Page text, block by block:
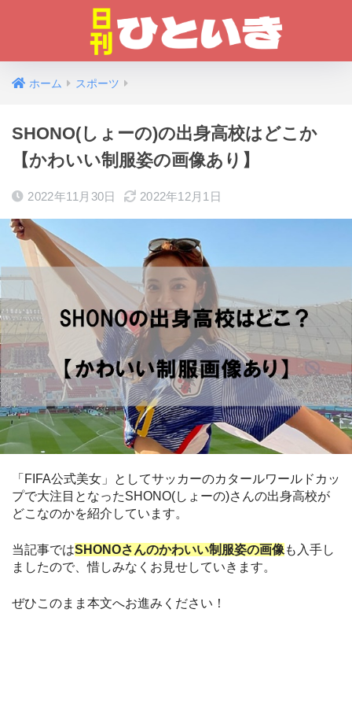
ホーム スポーツ
SHONO(しょーの)の出身高校はどこか
【かわいい制服姿の画像あり】
2022年11月30日 2022年12月1日
「FIFA公式美女」としてサッカーのカタールワールドカッ
プで大注目となったSHONO(しょーの)さんの出身高校が
どこなのかを紹介しています。
当記事ではSHONOさんのかわいい制服姿の画像 も入手し
ましたので、惜しみなくお見せしていきます。
ぜひこのまま本文へお進みください！